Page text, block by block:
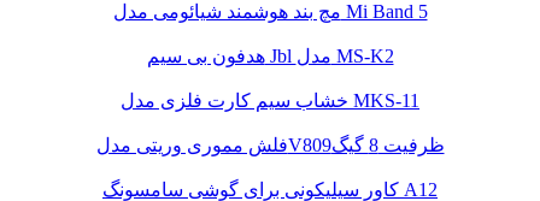
مچ بند هوشمند شیائومی مدل Mi Band 5
هدفون بی سیم Jbl مدل MS-K2
خشاب سیم کارت فلزی مدل MKS-11
فلش مموری وریتی مدلV809ظرفیت 8 گیگ
کاور سیلیکونی برای گوشی سامسونگ A12